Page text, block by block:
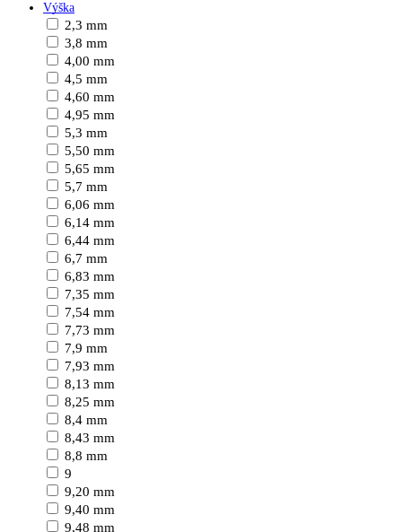
Výška
2,3 mm
3,8 mm
4,00 mm
4,5 mm
4,60 mm
4,95 mm
5,3 mm
5,50 mm
5,65 mm
5,7 mm
6,06 mm
6,14 mm
6,44 mm
6,7 mm
6,83 mm
7,35 mm
7,54 mm
7,73 mm
7,9 mm
7,93 mm
8,13 mm
8,25 mm
8,4 mm
8,43 mm
8,8 mm
9
9,20 mm
9,40 mm
9,48 mm